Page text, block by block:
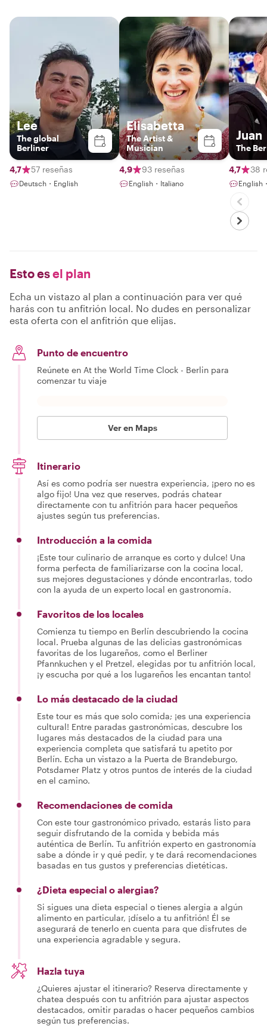
Lee
The global
Berliner
4,7 57 reseñas
Deutsch・English
Elisabetta
The Artist &
Musician
4,9 93 reseñas
English・Italiano
Juan
The
4,7 38
English
Esto esel plan
Echa un vistazo al plan a continuación para ver qué
harás con tu anfitrión local. No dudes en personalizar
esta oferta con el anfitrión que elijas.
Punto de encuentro
Reúnete en At the World Time Clock - Berlin para
comenzar tu viaje
Ver en Maps
Itinerario
Así es como podría ser nuestra experiencia, ¡pero no es
algo fijo! Una vez que reserves, podrás chatear
directamente con tu anfitrión para hacer pequeños
ajustes según tus preferencias.
Introducción a la comida
¡Este tour culinario de arranque es corto y dulce! Una
forma perfecta de familiarizarse con la cocina local,
sus mejores degustaciones y dónde encontrarlas, todo
con la ayuda de un experto local en gastronomía.
Favoritos de los locales
Comienza tu tiempo en Berlín descubriendo la cocina
local. Prueba algunas de las delicias gastronómicas
favoritas de los lugareños, como el Berliner
Pfannkuchen y el Pretzel, elegidas por tu anfitrión local,
¡y escucha por qué a los lugareños les encantan tanto!
Lo más destacado de la ciudad
Este tour es más que solo comida; ¡es una experiencia
cultural! Entre paradas gastronómicas, descubre los
lugares más destacados de la ciudad para una
experiencia completa que satisfará tu apetito por
Berlín. Echa un vistazo a la Puerta de Brandeburgo,
Potsdamer Platz y otros puntos de interés de la ciudad
en el camino.
Recomendaciones de comida
Con este tour gastronómico privado, estarás listo para
seguir disfrutando de la comida y bebida más
auténtica de Berlín. Tu anfitrión experto en gastronomía
sabe a dónde ir y qué pedir, y te dará recomendaciones
basadas en tus gustos y preferencias dietéticas.
¿Dieta especial o alergias?
Si sigues una dieta especial o tienes alergia a algún
alimento en particular, ¡díselo a tu anfitrión! Él se
asegurará de tenerlo en cuenta para que disfrutes de
una experiencia agradable y segura.
Hazla tuya
¿Quieres ajustar el itinerario? Reserva directamente y
chatea después con tu anfitrión para ajustar aspectos
destacados, omitir paradas o hacer pequeños cambios
según tus preferencias.